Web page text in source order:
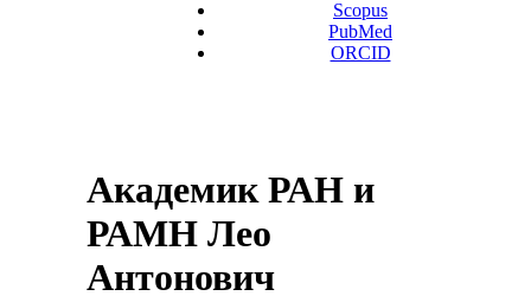
Scopus
PubMed
ORCID
Академик РАН и
РАМН Лео
Антонович